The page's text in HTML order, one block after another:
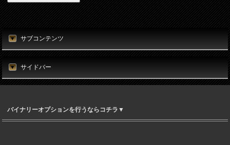
サブコンテンツ
サイドバー
バイナリーオプションを行うならコチラ▼